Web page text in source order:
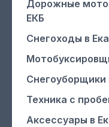
Дорожные
ЕКБ
Снегоходы в
Снегоуборщики
Техника с
Аксессуары в